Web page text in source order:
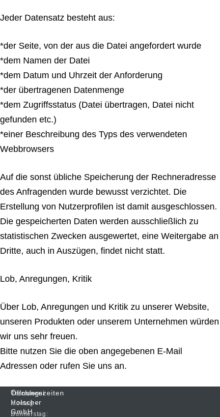
Jeder Datensatz besteht aus:
*der Seite, von der aus die Datei angefordert wurde
*dem Namen der Datei
*dem Datum und Uhrzeit der Anforderung
*der übertragenen Datenmenge
*dem Zugriffsstatus (Datei übertragen, Datei nicht
gefunden etc.)
*einer Beschreibung des Typs des verwendeten
Webbrowsers
Auf die sonst übliche Speicherung der Rechneradresse
des Anfragenden wurde bewusst verzichtet. Die
Erstellung von Nutzerprofilen ist damit ausgeschlossen.
Die gespeicherten Daten werden ausschließlich zu
statistischen Zwecken ausgewertet, eine Weitergabe an
Dritte, auch in Auszügen, findet nicht statt.
Lob, Anregungen, Kritik
Über Lob, Anregungen und Kritik zu unserer Website,
unseren Produkten oder unserem Unternehmen würden
wir uns sehr freuen.
Bitte nutzen Sie die oben angegebenen E-Mail
Adressen oder rufen Sie uns an.
Tischlerei
Holscher
GmbH
Öffnungszeiten
Montag -
Donnerstag: